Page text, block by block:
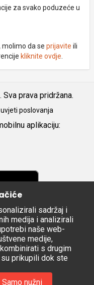
za svako poduzeće u
da se prijavite ili
kliknite ovdje
prava pridržana.
poslovanja
aplikaciju:
sadržaj i
medija i analizirali
naše web-
medije,
s drugim
prikupili dok ste
Samo nužni